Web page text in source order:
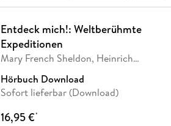
Entdeck mich!: Weltberühmte
Expeditionen
Mary French Sheldon, Heinrich
Hörbuch Download
Sofort lieferbar (Download)
16,95 €*